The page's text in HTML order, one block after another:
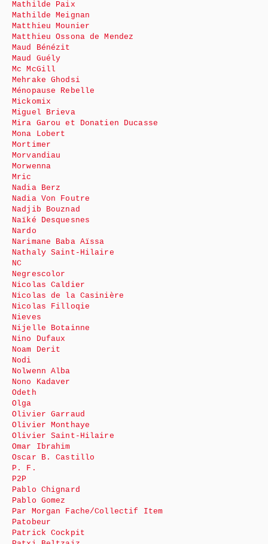
Mathilde Paix
Mathilde Meignan
Matthieu Mounier
Matthieu Ossona de Mendez
Maud Bénézit
Maud Guély
Mc McGill
Mehrake Ghodsi
Ménopause Rebelle
Mickomix
Miguel Brieva
Mira Garou et Donatien Ducasse
Mona Lobert
Mortimer
Morvandiau
Morwenna
Mric
Nadia Berz
Nadia Von Foutre
Nadjib Bouznad
Naïké Desquesnes
Nardo
Narimane Baba Aïssa
Nathaly Saint-Hilaire
NC
Negrescolor
Nicolas Caldier
Nicolas de la Casinière
Nicolas Filloqie
Nieves
Nijelle Botainne
Nino Dufaux
Noam Derit
Nodi
Nolwenn Alba
Nono Kadaver
Odeth
Olga
Olivier Garraud
Olivier Monthaye
Olivier Saint-Hilaire
Omar Ibrahim
Oscar B. Castillo
P. F.
P2P
Pablo Chignard
Pablo Gomez
Par Morgan Fache/Collectif Item
Patobeur
Patrick Cockpit